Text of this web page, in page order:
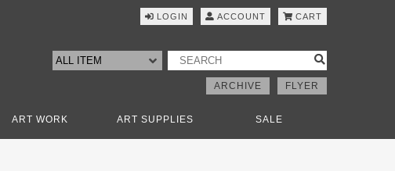
LOGIN ACCOUNT CART
ARCHIVE FLYER
ART WORK ART SUPPLIES SALE